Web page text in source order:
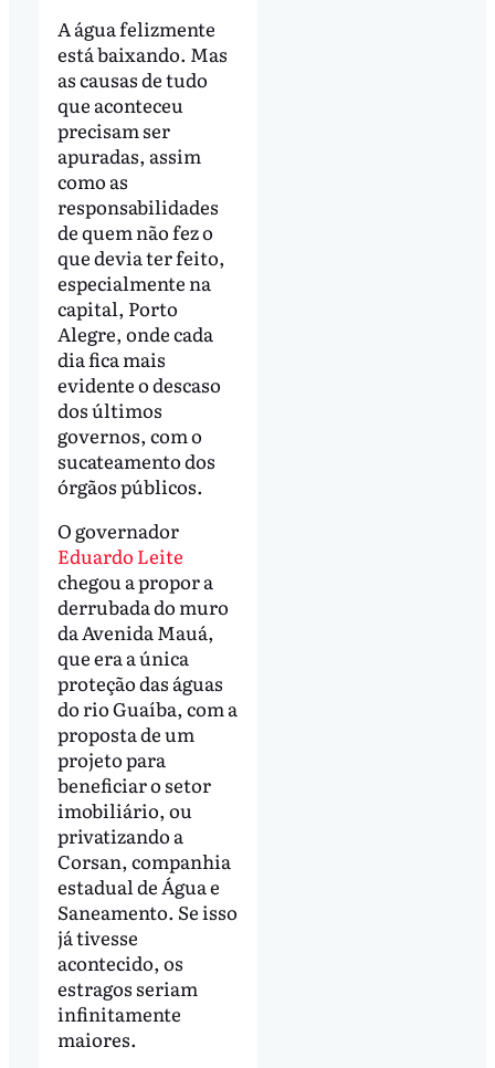
A água felizmente
está baixando. Mas
as causas de tudo
que aconteceu
precisam ser
apuradas, assim
como as
responsabilidades
de quem não fez o
que devia ter feito,
especialmente na
capital, Porto
Alegre, onde cada
dia fica mais
evidente o descaso
dos últimos
governos, com o
sucateamento dos
órgãos públicos.
O governador
Eduardo Leite
chegou a propor a
derrubada do muro
da Avenida Mauá,
que era a única
proteção das águas
do rio Guaíba, com a
proposta de um
projeto para
beneficiar o setor
imobiliário, ou
privatizando a
Corsan, companhia
estadual de Água e
Saneamento. Se isso
já tivesse
acontecido, os
estragos seriam
infinitamente
maiores.